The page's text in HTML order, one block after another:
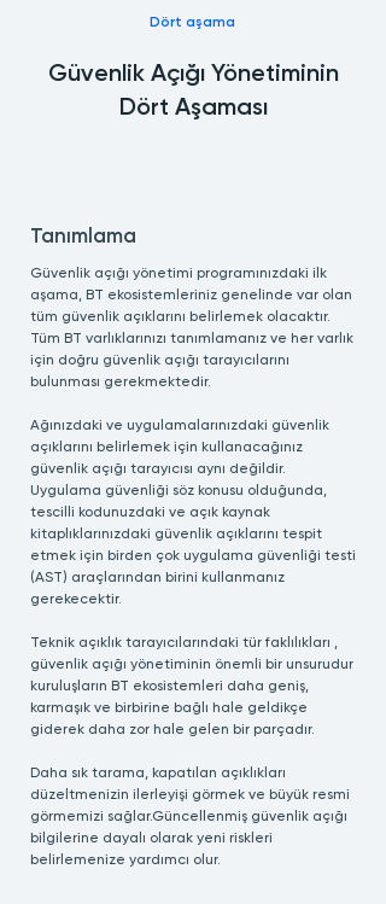
Dört aşama
Güvenlik Açığı Yönetiminin
Dört Aşaması
Tanımlama
Güvenlik açığı yönetimi programınızdaki ilk
aşama, BT ekosistemleriniz genelinde var olan
tüm güvenlik açıklarını belirlemek olacaktır.
Tüm BT varlıklarınızı tanımlamanız ve her varlık
için doğru güvenlik açığı tarayıcılarını
bulunması gerekmektedir.
Ağınızdaki ve uygulamalarınızdaki güvenlik
açıklarını belirlemek için kullanacağınız
güvenlik açığı tarayıcısı aynı değildir.
Uygulama güvenliği söz konusu olduğunda,
tescilli kodunuzdaki ve açık kaynak
kitaplıklarınızdaki güvenlik açıklarını tespit
etmek için birden çok uygulama güvenliği testi
(AST) araçlarından birini kullanmanız
gerekecektir.
Teknik açıklık tarayıcılarındaki tür faklılıkları ,
güvenlik açığı yönetiminin önemli bir unsurudur
kuruluşların BT ekosistemleri daha geniş,
karmaşık ve birbirine bağlı hale geldikçe
giderek daha zor hale gelen bir parçadır.
Daha sık tarama, kapatılan açıklıkları
düzeltmenizin ilerleyişi görmek ve büyük resmi
görmemizi sağlar.Güncellenmiş güvenlik açığı
bilgilerine dayalı olarak yeni riskleri
belirlemenize yardımcı olur.